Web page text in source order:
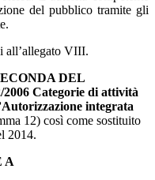
del pubblico tramite gli
all’allegato VIII.
DEL
Categorie di attività
integrata
12) così come sostituito
2014.
A